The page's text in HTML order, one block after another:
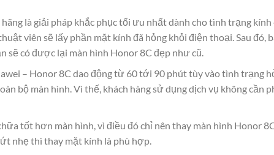
là giải pháp khắc phục tối ưu nhất dành cho tình trạng
viên sẽ lấy phần mặt kính đã hỏng khỏi điện thoại. Sau đó,
sẽ có được lại màn hình Honor 8C đẹp như cũ.
– Honor 8C dao động từ 60 tới 90 phút tùy vào tình trạng
bộ màn hình. Vì thế, khách hàng sử dụng dịch vụ không cần
tốt hơn màn hình, vì điều đó chỉ nên thay màn hình Honor
nhẹ thì thay mặt kính là phù hợp.